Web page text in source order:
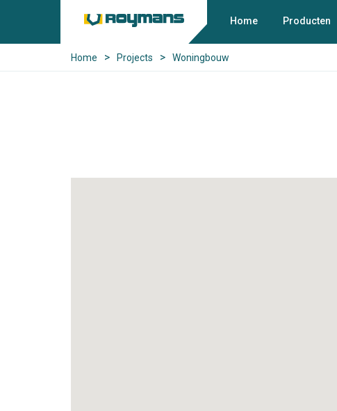
Home Producten
Home > Projects > Woningbouw